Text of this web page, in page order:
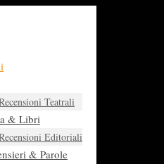
Teatrali
& Libri
Editoriali
& Parole